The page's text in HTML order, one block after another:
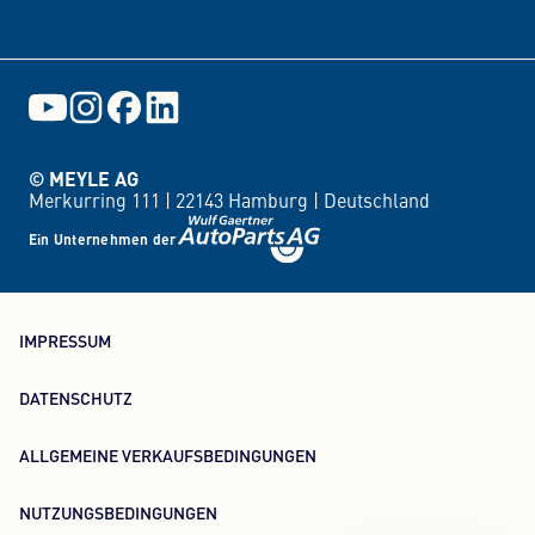
© MEYLE AG
Merkurring 111 | 22143 Hamburg | Deutschland
Ein Unternehmen der
IMPRESSUM
DATENSCHUTZ
ALLGEMEINE VERKAUFSBEDINGUNGEN
NUTZUNGSBEDINGUNGEN